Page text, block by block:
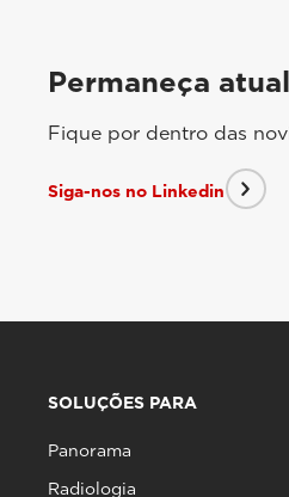
Permaneça
Fique por dentro das
Siga-nos no Linkedin
SOLUÇÕES PARA
Panorama
Radiologia